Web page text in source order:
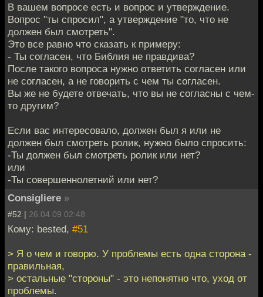
В вашем вопросе есть и вопрос и утверждение.
Вопрос "ты спросил", а утверждение "то, что не
должен был смотреть".
Это все равно что сказать к примеру:
- Ты согласен, что Библия не правдива?
После такого вопроса нужно ответить согласен или
не согласен, а не говорить с чем ты согласен.
Вы же не будете отвечать, что вы не согласны с чем-
то другим?
Если вас интересовало, должен был я или не
должен был смотреть ролик, нужно было спросить:
-Ты должен был смотреть ролик или нет?
или
-Ты совершеннолетний или нет?
Consigliere »
#52 | 26.04.09 02:48
Кому: bested, #51
> Я о чем и говорю. У проблемы есть одна сторона -
правильная,
> остальные "стороны" - это непонятно что, уход от
проблемы.